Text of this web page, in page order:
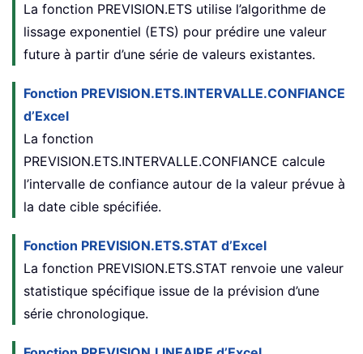
La fonction PREVISION.ETS utilise l’algorithme de
lissage exponentiel (ETS) pour prédire une valeur
future à partir d’une série de valeurs existantes.
Fonction PREVISION.ETS.INTERVALLE.CONFIANCE
d’Excel
La fonction
PREVISION.ETS.INTERVALLE.CONFIANCE calcule
l’intervalle de confiance autour de la valeur prévue à
la date cible spécifiée.
Fonction PREVISION.ETS.STAT d’Excel
La fonction PREVISION.ETS.STAT renvoie une valeur
statistique spécifique issue de la prévision d’une
série chronologique.